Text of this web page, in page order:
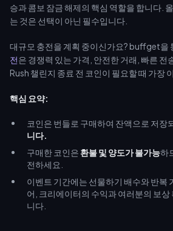
승과 콤보 잠금 해제의 핵심 역할을 합니다.
는 것은 선택이 아닌 필수입니다.
대규모 충전을 계획 중이신가요? buffget을
전은 경쟁력 있는 가격, 안전한 거래, 빠른
Rush 챌린지 종료 전 코인이 필요할 때 가장
핵심 요약:
코인은 번들로 구매하여 잔액으로 저장
니다.
구매한 코인은 환불 및 양도가 불가능하
전하세요.
이벤트 기간에는 선물하기 배수와 반복
어, 크리에이터의 수익과 여러분의 보상
니다.